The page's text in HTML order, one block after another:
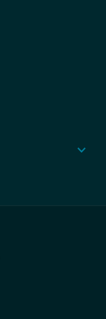
expand_more